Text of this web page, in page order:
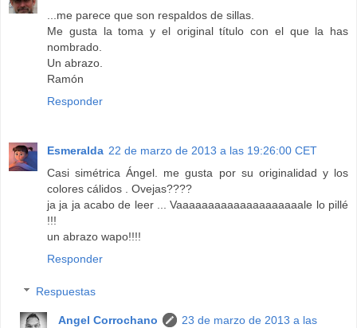
...me parece que son respaldos de sillas.
Me gusta la toma y el original título con el que la has
nombrado.
Un abrazo.
Ramón
Responder
Esmeralda 22 de marzo de 2013 a las 19:26:00 CET
Casi simétrica Ángel. me gusta por su originalidad y los
colores cálidos . Ovejas????
ja ja ja acabo de leer ... Vaaaaaaaaaaaaaaaaaaaale lo pillé
!!!
un abrazo wapo!!!!
Responder
Respuestas
Angel Corrochano
23 de marzo de 2013 a las